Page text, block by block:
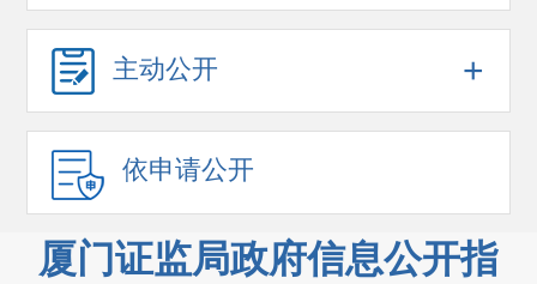
主动公开 +
依申请公开
厦门证监局政府信息公开指